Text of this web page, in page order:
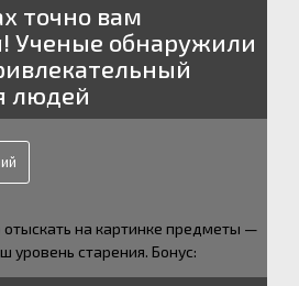
точно вам
Ученые обнаружили
людей